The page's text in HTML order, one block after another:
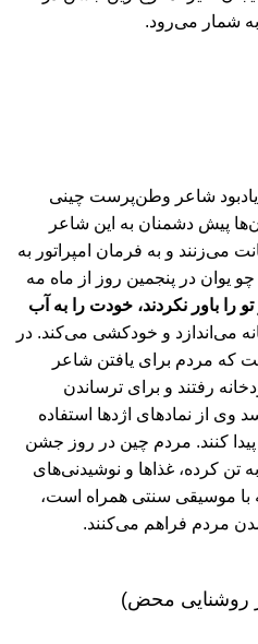
شمار می‌رود.
یادبود شاعر وطن‌پرست چینی
پیش دشمنان به این شاعر
می‌زنند و به فرمان امپراتور به
یوان در پنجمین روز از ماه مه
تو را باور نکردند، خودت را به آب
می‌اندازد و خودکشی می‌کند. در
که مردم برای یافتن شاعر
رفتند و برای ترساندن
وی از نمادهای اژدها استفاده
پیدا کنند. مردم چین در روز جشن
تن کرده، غذاها و نوشیدنی‌های
موسیقی سنتی همراه است،
مردم فراهم می‌کنند.
روشنایی محض)